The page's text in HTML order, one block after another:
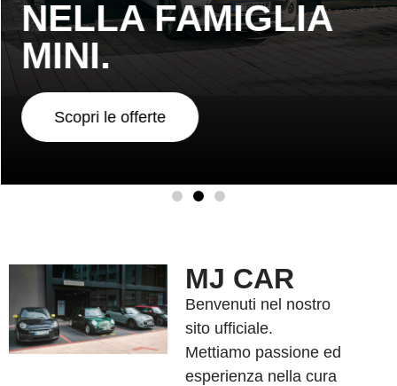
NELLA FAMIGLIA
MINI.
Scopri le offerte
MJ CAR
Benvenuti nel nostro
sito ufficiale.
Mettiamo passione ed
esperienza nella cura